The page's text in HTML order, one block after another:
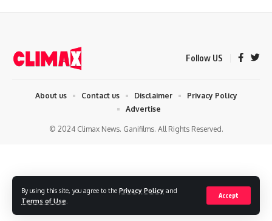
By using this site, you agree to the Privacy Policy and
Terms of Use
Accept
Follow US
© 2024 Climax News. Ganifilms. All Rights Reserved.
About us Contact us Disclaimer
Privacy Policy
Advertise